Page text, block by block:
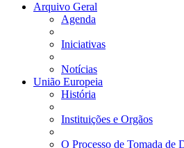
Arquivo Geral
Agenda
Iniciativas
Notícias
União Europeia
História
Instituições e Orgãos
O Processo de Tomada de